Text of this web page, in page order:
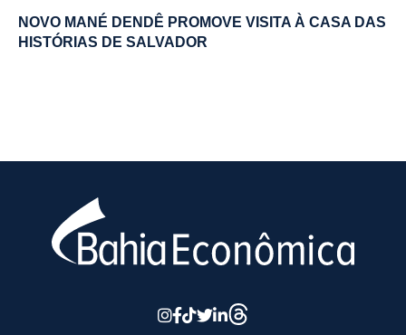
NOVO MANÉ DENDÊ PROMOVE VISITA À CASA DAS
HISTÓRIAS DE SALVADOR